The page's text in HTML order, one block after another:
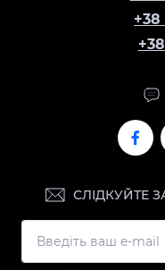
+38
СЛІДКУЙТЕ